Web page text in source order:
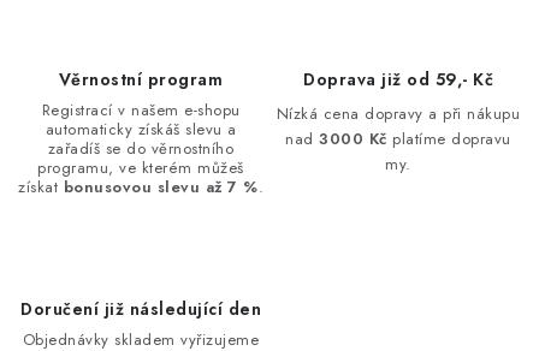
Věrnostní program
Registrací v našem e-shopu
automaticky získáš slevu a
zařadíš se do věrnostního
programu, ve kterém můžeš
získat bonusovou slevu až 7 %.
Doprava již od 59,- Kč
Nízká cena dopravy a při nákupu
nad3000 Kč platíme dopravu
my.
Doručení již následující den
Objednávky skladem vyřizujeme